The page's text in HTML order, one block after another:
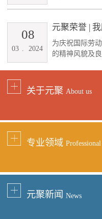
元聚荣誉 |
为庆祝国际劳
的精神风貌及
03 2024
08
关于元聚 About us
专业领域
元聚新闻 News